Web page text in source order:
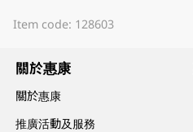
Item code: 128603
關於惠康
關於惠康
推廣活動及服務